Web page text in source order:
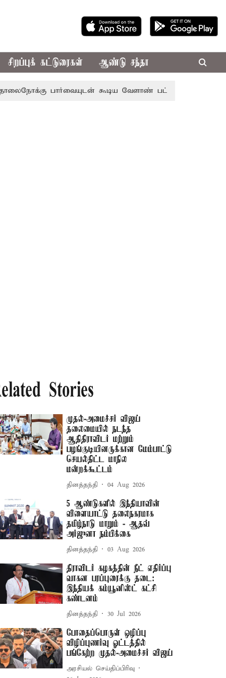
சிறப்புக் கட்டுரைகள் ஆண்டு சந்தா
பார்வையுடன் கூடிய வேளாண் பட்ஜெட்: முதல்-அமைச்சர்
Stories
முதல்-அமைச்சர் விஜய்
தலைமையில் நடந்த
ஆதிதிராவிடர் மற்றும்
பழங்குடியினருக்கான மேம்பாட்டு
செயல்திட்ட மாநில
மன்றக்கூட்டம்
தினத்தந்தி 04 Aug 2026
5 ஆண்டுகளில் இந்தியாவின்
விளையாட்டு தலைநகரமாக
தமிழ்நாடு மாறும் - ஆதவ்
அர்ஜுனா நம்பிக்கை
தினத்தந்தி 03 Aug 2026
திராவிடர் கழகத்தின் நீட் எதிர்ப்பு
வாகன பரப்புரைக்கு தடை:
இந்தியக் கம்யூனிஸ்ட் கட்சி
கண்டனம்
தினத்தந்தி 30 Jul 2026
போதைப்பொருள் ஒழிப்பு
விழிப்புணர்வு ஓட்டத்தில்
பங்கேற்ற முதல்-அமைச்சர் விஜய்
அரசியல் செய்திப்பிரிவு